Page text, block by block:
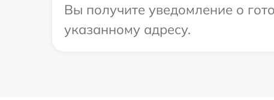
Вы получите уведомление о
указанному адресу.